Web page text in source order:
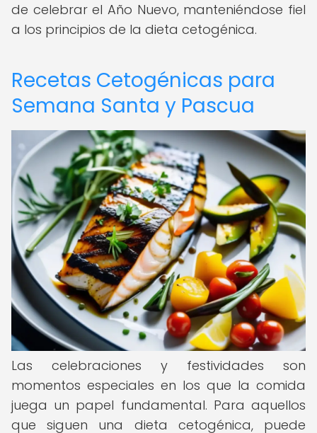
de celebrar el Año Nuevo, manteniéndose fiel
a los principios de la dieta cetogénica.
Recetas Cetogénicas para
Semana Santa y Pascua
Las celebraciones y festividades son
momentos especiales en los que la comida
juega un papel fundamental. Para aquellos
que siguen una dieta cetogénica, puede